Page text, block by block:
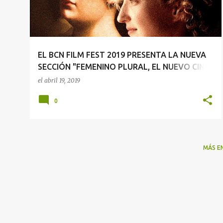
r
a
d
EL BCN FILM FEST 2019 PRESENTA LA NUEVA
SECCIÓN "FEMENINO PLURAL, EL NUEVO CINE
ITALIANO"
el abril 19, 2019
0
MÁS